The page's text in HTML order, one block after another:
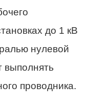
до 1 кВ
нулевой
выполнять
проводника.